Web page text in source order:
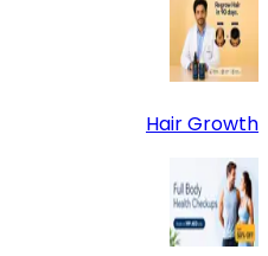
Hair Growth